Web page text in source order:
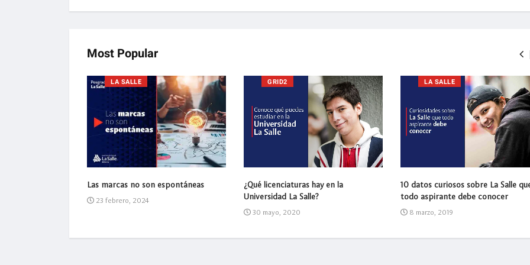
Most Popular
LA SALLE
Las marcas no son espontáneas
23 febrero, 2024
GRID2
¿Qué licenciaturas hay en la
Universidad La Salle?
30 mayo, 2020
LA SALLE
10 datos curiosos sobre La Salle
todo aspirante debe conocer
8 marzo, 2019